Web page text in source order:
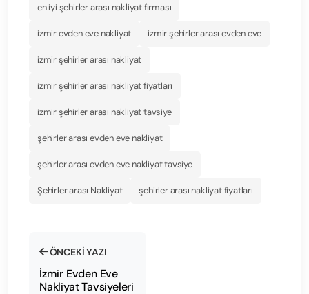
en iyi şehirler arası nakliyat firması
izmir evden eve nakliyat izmir şehirler arası evden eve
izmir şehirler arası nakliyat
izmir şehirler arası nakliyat fiyatları
izmir şehirler arası nakliyat tavsiye
şehirler arası evden eve nakliyat
şehirler arası evden eve nakliyat tavsiye
Şehirler arası Nakliyat şehirler arası nakliyat fiyatları
ÖNCEKI YAZI
İzmir Evden Eve
Nakliyat Tavsiyeleri